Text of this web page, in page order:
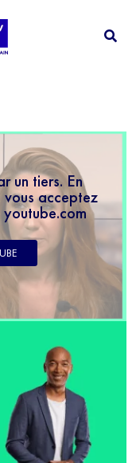
un tiers. En
acceptez